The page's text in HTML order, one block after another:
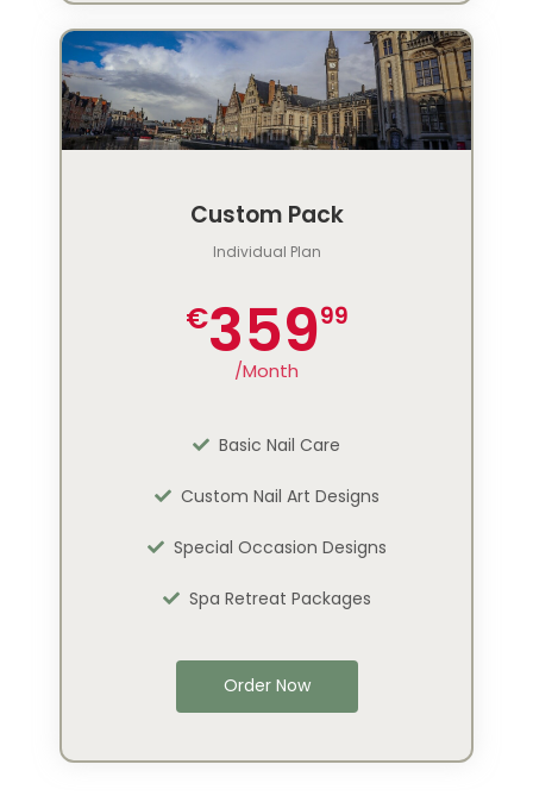
Custom Pack
Individual Plan
€35999
/Month
Basic Nail Care
Custom Nail Art Designs
Special Occasion Designs
Spa Retreat Packages
Order Now